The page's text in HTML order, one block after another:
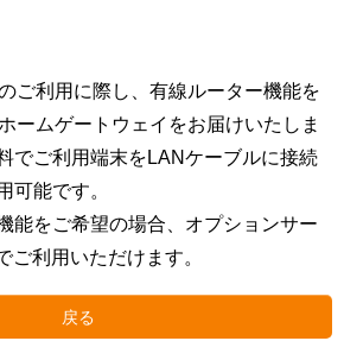
ご利用に際し、有線ルーター機能を
ームゲートウェイをお届けいたしま
でご利用端末をLANケーブルに接続
可能です。
能をご希望の場合、オプションサー
ご利用いただけます。
戻る